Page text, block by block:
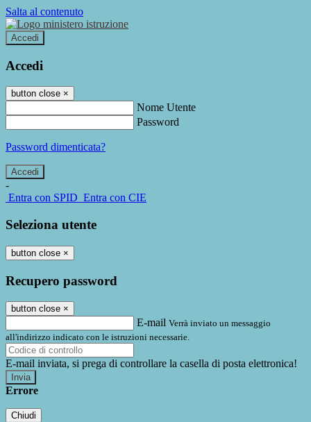
Salta al contenuto
Accedi
Accedi
button close ×
Nome Utente
Password
Password dimenticata?
-
Entra con SPID Entra con CIE
Seleziona utente
button close ×
Recupero password
button close ×
E-mail Verrà inviato un messaggio
all'indirizzo indicato con le istruzioni necessarie.
E-mail inviata, si prega di controllare la casella di posta elettronica!
Errore
Chiudi